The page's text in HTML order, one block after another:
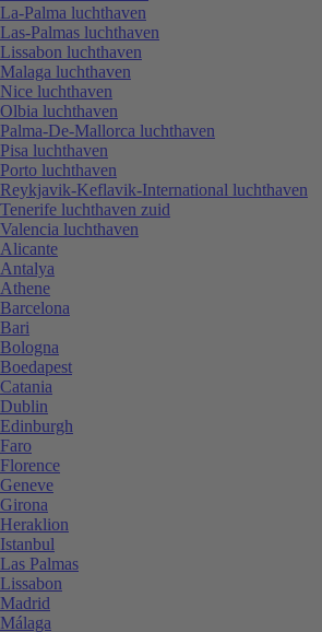
La-Palma luchthaven
Las-Palmas luchthaven
Lissabon luchthaven
Malaga luchthaven
Nice luchthaven
Olbia luchthaven
Palma-De-Mallorca luchthaven
Pisa luchthaven
Porto luchthaven
Reykjavik-Keflavik-International luchthaven
Tenerife luchthaven zuid
Valencia luchthaven
Alicante
Antalya
Athene
Barcelona
Bari
Bologna
Boedapest
Catania
Dublin
Edinburgh
Faro
Florence
Geneve
Girona
Heraklion
Istanbul
Las Palmas
Lissabon
Madrid
Málaga